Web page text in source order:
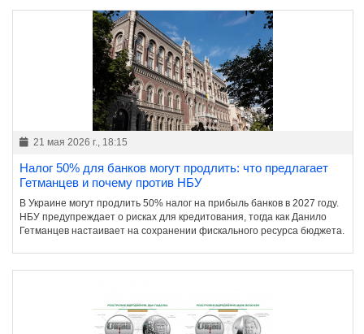
21 мая 2026 г., 18:15
Налог 50% для банков могут продлить: что предлагает
Гетманцев и почему против НБУ
В Украине могут продлить 50% налог на прибыль банков в 2027 году.
НБУ предупреждает о рисках для кредитования, тогда как Данило
Гетманцев настаивает на сохранении фискального ресурса бюджета.